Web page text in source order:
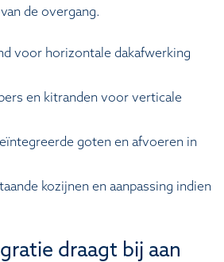
de overgang.
voor horizontale dakafwerking
en kitranden voor verticale
goten en afvoeren in
kozijnen en aanpassing indien
draagt bij aan